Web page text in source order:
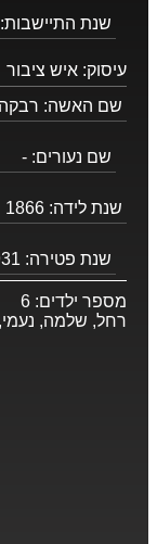
שנת התיישבות:
עיסוק: איש ציבור
שם האשה: רבקה
שם נעורים: -
שנת לידה: 1866
שנת פטירה:
מספר ילדים: 6
רחל, שלמה, נעמי,